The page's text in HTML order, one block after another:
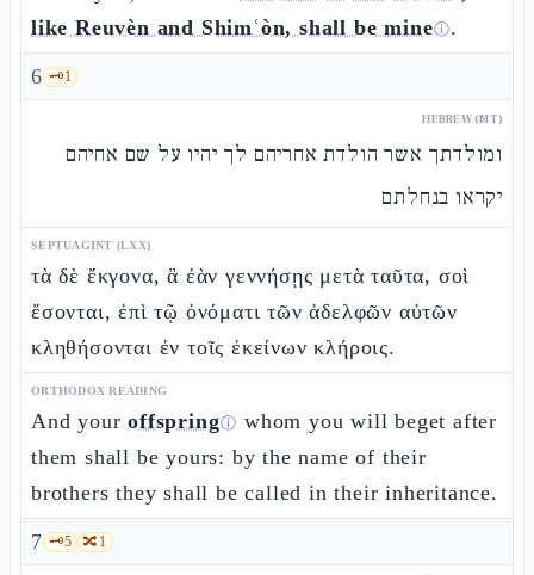
like Reuvèn and Shimʿòn, shall be mineⓘ.
6 🗝️1
HEBREW (MT)
ומולדתך אשר הולדת אחריהם לך יהיו על שם אחיהם
יקראו בנחלתם
SEPTUAGINT (LXX)
τὰ δὲ ἔκγονα, ἃ ἐὰν γεννήσῃς μετὰ ταῦτα, σοὶ
ἔσονται, ἐπὶ τῷ ὀνόματι τῶν ἀδελφῶν αὐτῶν
κληθήσονται ἐν τοῖς ἐκείνων κλήροις.
ORTHODOX READING
And youroffspringⓘ whom you will beget after
them shall be yours: by the name of their
brothers they shall be called in their inheritance.
7 🗝️5 🔀1